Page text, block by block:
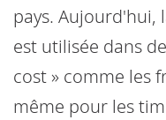
pays. Aujourd'hui,
est utilisée dans
cost » comme les
même pour les